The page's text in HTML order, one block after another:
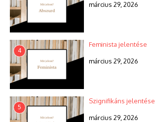
március 29, 2026
4
Feminista jelentése
március 29, 2026
5
Szignifikáns jelentése
március 29, 2026